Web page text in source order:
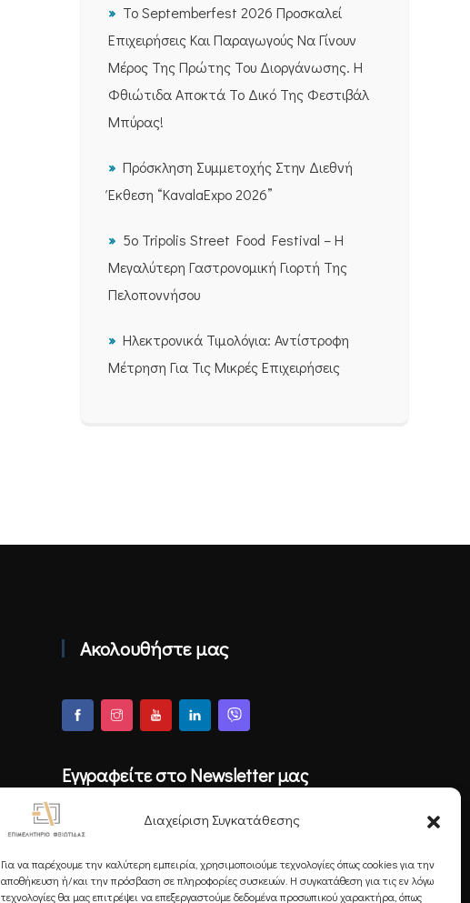
Διαχείριση Συγκατάθεσης
Για να παρέχουμε την καλύτερη εμπειρία, χρησιμοποιούμε τεχνολογίες όπως cookies για την
αποθήκευση ή/και την πρόσβαση σε πληροφορίες συσκευών. Η συγκατάθεση για τις εν λόγω
τεχνολογίες θα μας επιτρέψει να επεξεργαστούμε δεδομένα προσωπικού χαρακτήρα, όπως
Το Septemberfest 2026 Προσκαλεί
Επιχειρήσεις Και Παραγωγούς Να Γίνουν
Μέρος Της Πρώτης Του Διοργάνωσης. Η
Φθιώτιδα Αποκτά Το Δικό Της Φεστιβάλ
Μπύρας!
Πρόσκληση Συμμετοχής Στην Διεθνή
Έκθεση “KavalaExpo 2026”
5ο Tripolis Street Food Festival – Η
Μεγαλύτερη Γαστρονομική Γιορτή Της
Πελοποννήσου
Ηλεκτρονικά Τιμολόγια: Αντίστροφη
Μέτρηση Για Τις Μικρές Επιχειρήσεις
Ακολουθήστε μας
Εγγραφείτε στο Newsletter μας
Εγγραφή